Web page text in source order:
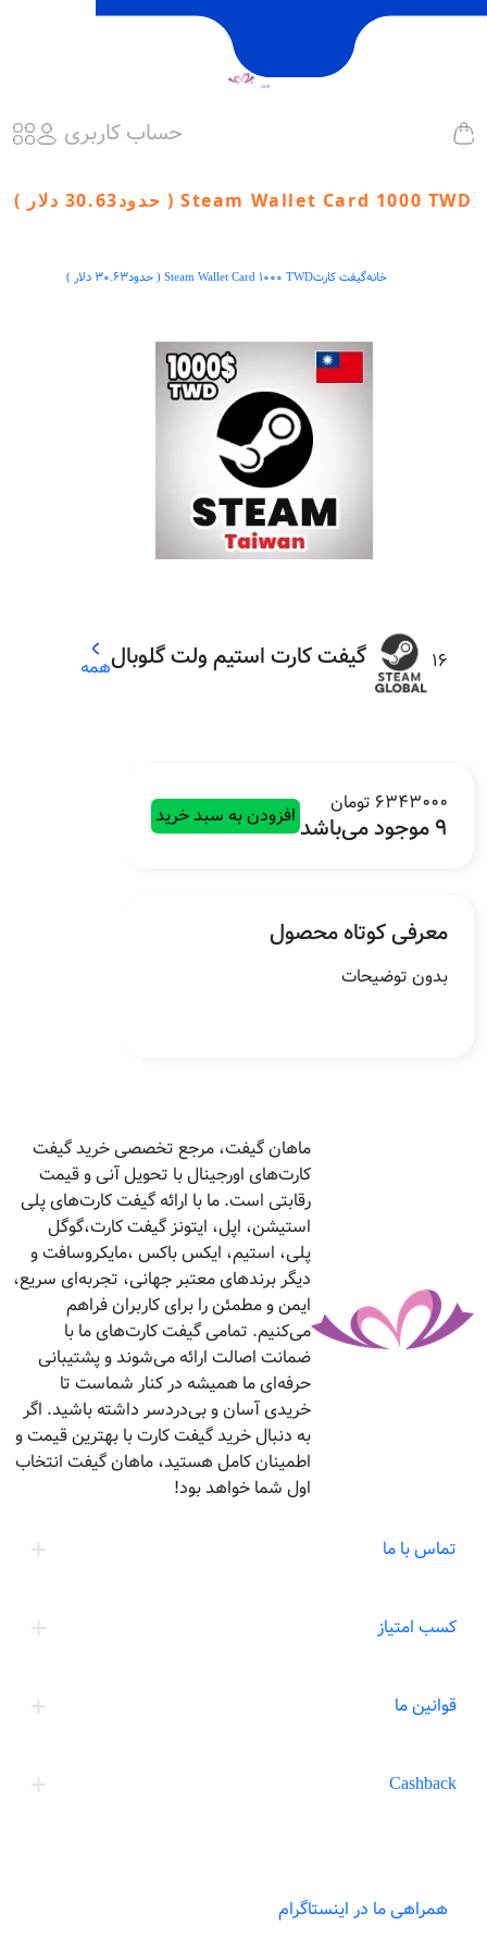
حساب کاربری
Steam Wallet Card 1000 TWD ( حدود30.63 دلار )
خانهگیفت کارتSteam Wallet Card 1000 TWD ( حدود30.63 دلار )
16 گیفت کارت استیم ولت گلوبالهمه
6343000 تومان
9 موجود می‌باشد افزودن به سبد خرید
معرفی کوتاه محصول
بدون توضیحات
تماس با ما
کسب امتیاز
قوانین ما
Cashback
ماهان گیفت، مرجع تخصصی خرید گیفت
کارت‌های اورجینال با تحویل آنی و قیمت
رقابتی است. ما با ارائه گیفت کارت‌های پلی
استیشن، اپل، ایتونز گیفت کارت،گوگل
پلی، استیم، ایکس باکس ،مایکروسافت و
دیگر برندهای معتبر جهانی، تجربه‌ای سریع،
ایمن و مطمئن را برای کاربران فراهم
می‌کنیم. تمامی گیفت کارت‌های ما با
ضمانت اصالت ارائه می‌شوند و پشتیبانی
حرفه‌ای ما همیشه در کنار شماست تا
خریدی آسان و بی‌دردسر داشته باشید. اگر
به دنبال خرید گیفت کارت با بهترین قیمت و
اطمینان کامل هستید، ماهان گیفت انتخاب
اول شما خواهد بود!
همراهی ما در اینستاگرام